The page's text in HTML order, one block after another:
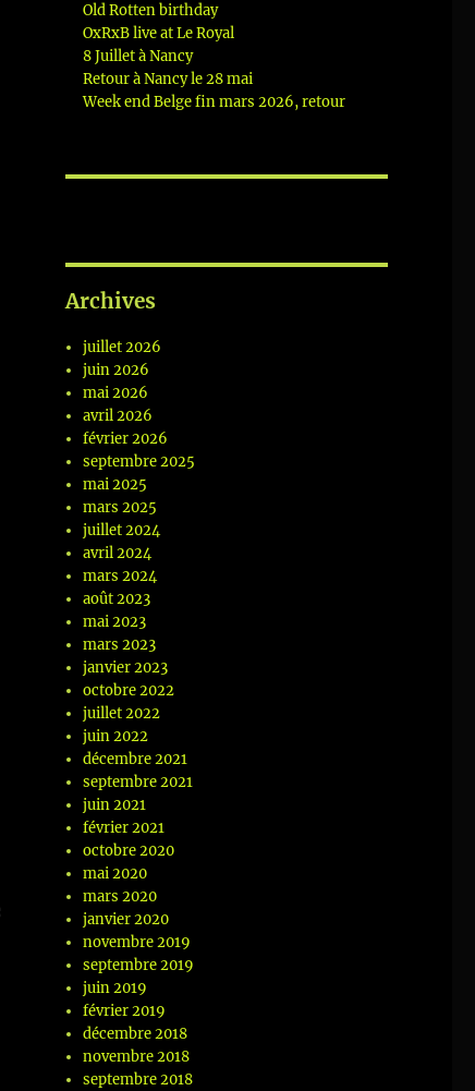
Old Rotten birthday
OxRxB live at Le Royal
8 Juillet à Nancy
Retour à Nancy le 28 mai
Week end Belge fin mars 2026, retour
Archives
juillet 2026
juin 2026
mai 2026
avril 2026
février 2026
septembre 2025
mai 2025
mars 2025
juillet 2024
avril 2024
mars 2024
août 2023
mai 2023
mars 2023
janvier 2023
octobre 2022
juillet 2022
juin 2022
décembre 2021
septembre 2021
juin 2021
février 2021
octobre 2020
mai 2020
mars 2020
janvier 2020
novembre 2019
septembre 2019
juin 2019
février 2019
décembre 2018
novembre 2018
septembre 2018